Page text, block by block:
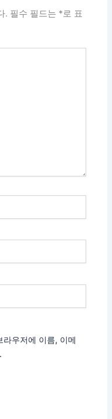
. 필수 필드는 *로 표
우저에 이름, 이메